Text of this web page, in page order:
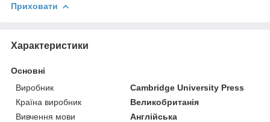
Приховати
Характеристики
Основні
Виробник
Cambridge University Press
Країна виробник
Великобританія
Вивчення мови
Англійська